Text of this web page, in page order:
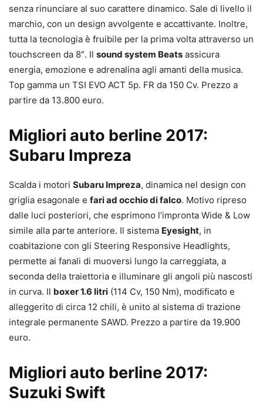
senza rinunciare al suo carattere dinamico. Sale di livello il
marchio, con un design avvolgente e accattivante. Inoltre,
tutta la tecnologia è fruibile per la prima volta attraverso un
touchscreen da 8″. Il sound system Beats assicura
energia, emozione e adrenalina agli amanti della musica.
Top gamma un TSI EVO ACT 5p. FR da 150 Cv. Prezzo a
partire da 13.800 euro.
Migliori auto berline 2017:
Subaru Impreza
Scalda i motori Subaru Impreza, dinamica nel design con
griglia esagonale e fari ad occhio di falco. Motivo ripreso
dalle luci posteriori, che esprimono l’impronta Wide & Low
simile alla parte anteriore. Il sistema Eyesight, in
coabitazione con gli Steering Responsive Headlights,
permette ai fanali di muoversi lungo la carreggiata, a
seconda della traiettoria e illuminare gli angoli più nascosti
in curva. Il boxer 1.6 litri (114 Cv, 150 Nm), modificato e
alleggerito di circa 12 chili, è unito al sistema di trazione
integrale permanente SAWD. Prezzo a partire da 19.900
euro.
Migliori auto berline 2017:
Suzuki Swift